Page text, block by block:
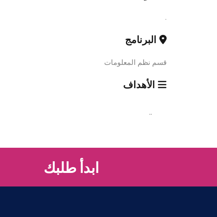
.
البرنامج
قسم نظم المعلومات
الأهداف
..
ابدأ طلبك